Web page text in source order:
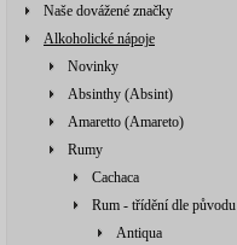
Naše dovážené značky
Alkoholické nápoje
Novinky
Absinthy (Absint)
Amaretto (Amareto)
Rumy
Cachaca
Rum - třídění dle původu
Antiqua